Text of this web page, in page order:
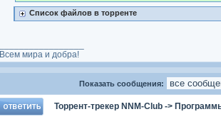
Список файлов в торренте
Всем мира и добра!
Показать сообщения:
Торрент-трекер NNM-Club ->